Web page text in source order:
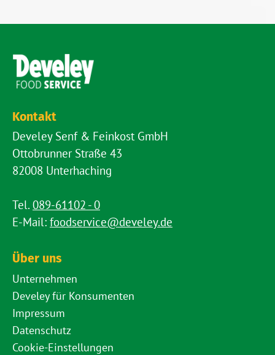
Kontakt
Develey Senf & Feinkost GmbH
Ottobrunner Straße 43
82008 Unterhaching
Tel. 089-61102 - 0
E-Mail: foodservice@develey.de
Über uns
Unternehmen
Develey für Konsumenten
Impressum
Datenschutz
Cookie-Einstellungen